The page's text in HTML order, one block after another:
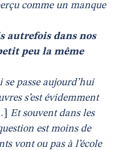
comme un manque
autrefois dans nos
peu la même
se passe aujourd’hui
s’est évidemment
Et souvent dans les
est moins de
vont ou pas à l’école